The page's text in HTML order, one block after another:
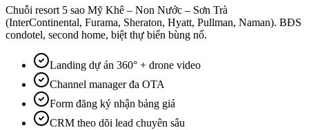
Chuỗi resort 5 sao Mỹ Khê – Non Nước – Sơn Trà
(InterContinental, Furama, Sheraton, Hyatt, Pullman, Naman). BĐS
condotel, second home, biệt thự biển bùng nổ.
Landing dự án 360° + drone video
Channel manager đa OTA
Form đăng ký nhận bảng giá
CRM theo dõi lead chuyên sâu